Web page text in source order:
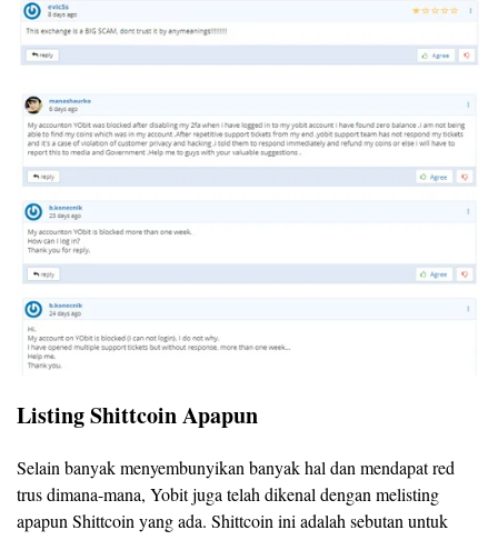
Listing Shittcoin Apapun
Selain banyak menyembunyikan banyak hal dan mendapat red
trus dimana-mana, Yobit juga telah dikenal dengan melisting
apapun Shittcoin yang ada. Shittcoin ini adalah sebutan untuk